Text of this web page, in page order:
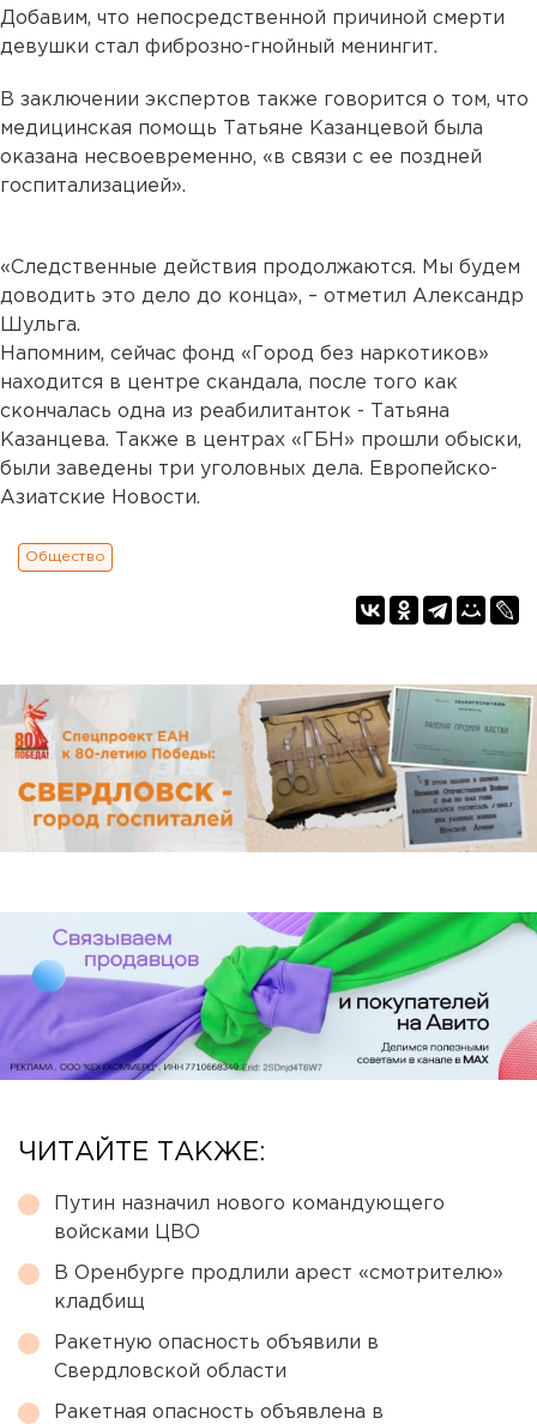
Добавим, что непосредственной причиной смерти
девушки стал фиброзно-гнойный менингит.
В заключении экспертов также говорится о том, что
медицинская помощь Татьяне Казанцевой была
оказана несвоевременно, «в связи с ее поздней
госпитализацией».
«Следственные действия продолжаются. Мы будем
доводить это дело до конца», – отметил Александр
Шульга.
Напомним, сейчас фонд «Город без наркотиков»
находится в центре скандала, после того как
скончалась одна из реабилитанток - Татьяна
Казанцева. Также в центрах «ГБН» прошли обыски,
были заведены три уголовных дела. Европейско-
Азиатские Новости.
Общество
ЧИТАЙТЕ ТАКЖЕ:
Путин назначил нового командующего
войсками ЦВО
В Оренбурге продлили арест «смотрителю»
кладбищ
Ракетную опасность объявили в
Свердловской области
Ракетная опасность объявлена в